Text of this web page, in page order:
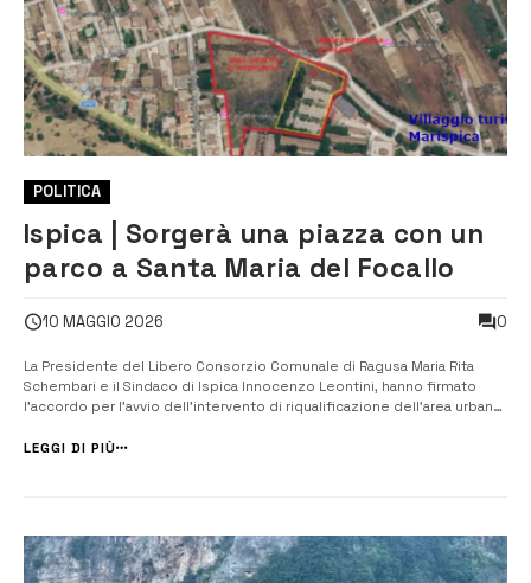
POLITICA
Ispica | Sorgerà una piazza con un
parco a Santa Maria del Focallo
10 MAGGIO 2026 0
La Presidente del Libero Consorzio Comunale di Ragusa Maria Rita
Schembari e il Sindaco di Ispica Innocenzo Leontini, hanno firmato
l’accordo per l’avvio dell’intervento di riqualificazione dell’area urbana
conclusivo del procedimento con il quale il Libero Consorzio ha
LEGGI DI PIÙ